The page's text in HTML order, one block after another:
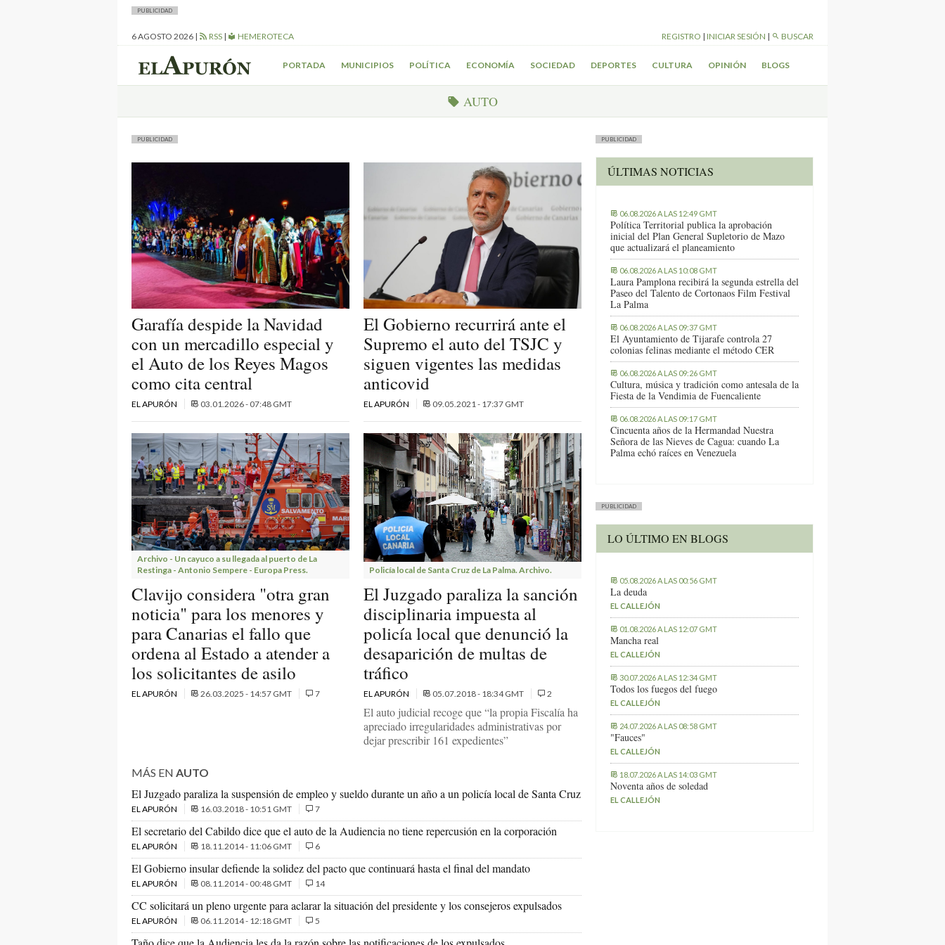
PUBLICIDAD
6 AGOSTO 2026 | RSS | HEMEROTECA REGISTRO | INICIAR SESIÓN | BUSCAR
PORTADA MUNICIPIOS POLÍTICA ECONOMÍA SOCIEDAD DEPORTES CULTURA OPINIÓN BLOGS
AUTO
PUBLICIDAD
Garafía despide la Navidad
con un mercadillo especial y
el Auto de los Reyes Magos
como cita central
EL APURÓN 03.01.2026 - 07:48 GMT
Archivo - Un cayuco a su llegada al puerto de La
Restinga - Antonio Sempere - Europa Press.
Clavijo considera "otra gran
noticia" para los menores y
para Canarias el fallo que
ordena al Estado a atender a
los solicitantes de asilo
EL APURÓN 26.03.2025 - 14:57 GMT 7
El Gobierno recurrirá ante el
Supremo el auto del TSJC y
siguen vigentes las medidas
anticovid
EL APURÓN 09.05.2021 - 17:37 GMT
Policía local de Santa Cruz de La Palma. Archivo.
El Juzgado paraliza la sanción
disciplinaria impuesta al
policía local que denunció la
desaparición de multas de
tráfico
EL APURÓN 05.07.2018 - 18:34 GMT 2
El auto judicial recoge que “la propia Fiscalía ha
apreciado irregularidades administrativas por
dejar prescribir 161 expedientes”
MÁS EN AUTO
El Juzgado paraliza la suspensión de empleo y sueldo durante un año a un policía local de Santa Cruz
EL APURÓN 16.03.2018 - 10:51 GMT 7
El secretario del Cabildo dice que el auto de la Audiencia no tiene repercusión en la corporación
EL APURÓN 18.11.2014 - 11:06 GMT 6
El Gobierno insular defiende la solidez del pacto que continuará hasta el final del mandato
EL APURÓN 08.11.2014 - 00:48 GMT 14
CC solicitará un pleno urgente para aclarar la situación del presidente y los consejeros expulsados
EL APURÓN 06.11.2014 - 12:18 GMT 5
PUBLICIDAD
ÚLTIMAS NOTICIAS
06.08.2026 A LAS 12:49 GMT
Política Territorial publica la aprobación
inicial del Plan General Supletorio de Mazo
que actualizará el planeamiento
06.08.2026 A LAS 10:08 GMT
Laura Pamplona recibirá la segunda estrella del
Paseo del Talento de Cortonaos Film Festival
La Palma
06.08.2026 A LAS 09:37 GMT
El Ayuntamiento de Tijarafe controla 27
colonias felinas mediante el método CER
06.08.2026 A LAS 09:26 GMT
Cultura, música y tradición como antesala de la
Fiesta de la Vendimia de Fuencaliente
06.08.2026 A LAS 09:17 GMT
Cincuenta años de la Hermandad Nuestra
Señora de las Nieves de Cagua: cuando La
Palma echó raíces en Venezuela
PUBLICIDAD
LO ÚLTIMO EN BLOGS
05.08.2026 A LAS 00:56 GMT
La deuda
EL CALLEJÓN
01.08.2026 A LAS 12:07 GMT
Mancha real
EL CALLEJÓN
30.07.2026 A LAS 12:34 GMT
Todos los fuegos del fuego
EL CALLEJÓN
24.07.2026 A LAS 08:58 GMT
"Fauces"
EL CALLEJÓN
18.07.2026 A LAS 14:03 GMT
Noventa años de soledad
EL CALLEJÓN